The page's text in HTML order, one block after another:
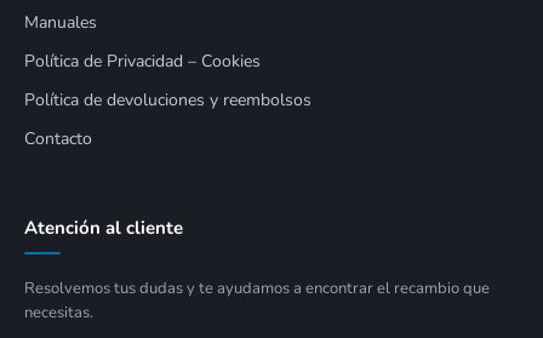
Manuales
Política de Privacidad – Cookies
Política de devoluciones y reembolsos
Contacto
Atención al cliente
Resolvemos tus dudas y te ayudamos a encontrar el recambio que
necesitas.